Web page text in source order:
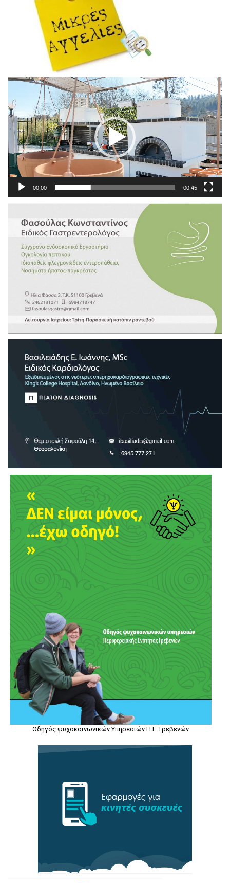
Πρόγραμμα
Αναπαραγωγής
Βίντεο
00:00 00:45
Οδηγός ψυχοκοινωνικών Υπηρεσιών Π.Ε. Γρεβενών